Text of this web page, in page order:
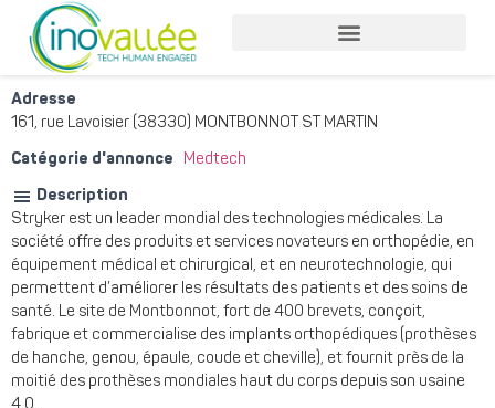
Adresse
161, rue Lavoisier (38330) MONTBONNOT ST MARTIN
Catégorie d'annonce Medtech
Description
Stryker est un leader mondial des technologies médicales. La
société offre des produits et services novateurs en orthopédie, en
équipement médical et chirurgical, et en neurotechnologie, qui
permettent d’améliorer les résultats des patients et des soins de
santé. Le site de Montbonnot, fort de 400 brevets, conçoit,
fabrique et commercialise des implants orthopédiques (prothèses
de hanche, genou, épaule, coude et cheville), et fournit près de la
moitié des prothèses mondiales haut du corps depuis son usaine